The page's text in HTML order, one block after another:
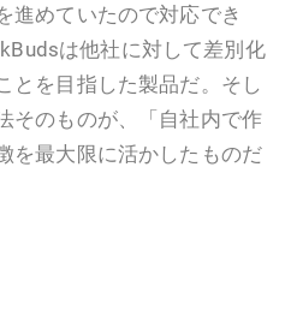
進めていたので対応でき
は他社に対して差別化
とを目指した製品だ。そし
そのものが、「自社内で作
を最大限に活かしたものだ